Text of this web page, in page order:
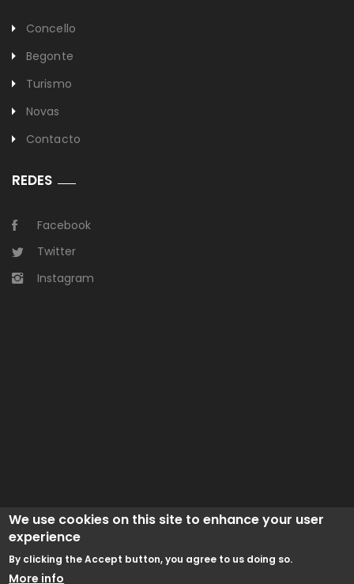
Concello
Begonte
Turismo
Novas
Contacto
REDES
Facebook
Twitter
Instagram
We use cookies on this site to enhance your user
experience
By clicking the Accept button, you agree to us doing so.
More info